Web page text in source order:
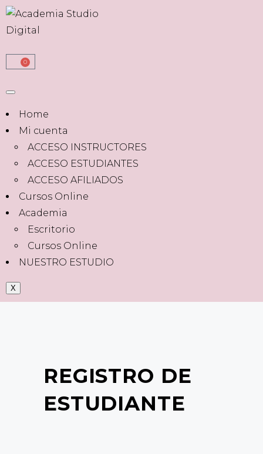
0
Home
Mi cuenta
ACCESO INSTRUCTORES
ACCESO ESTUDIANTES
ACCESO AFILIADOS
Cursos Online
Academia
Escritorio
Cursos Online
NUESTRO ESTUDIO
X
REGISTRO DE
ESTUDIANTE